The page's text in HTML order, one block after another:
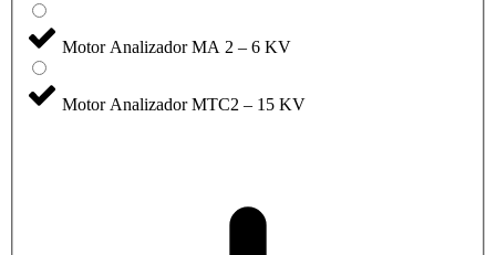
Motor Analizador MA 2 – 6 KV
Motor Analizador MTC2 – 15 KV